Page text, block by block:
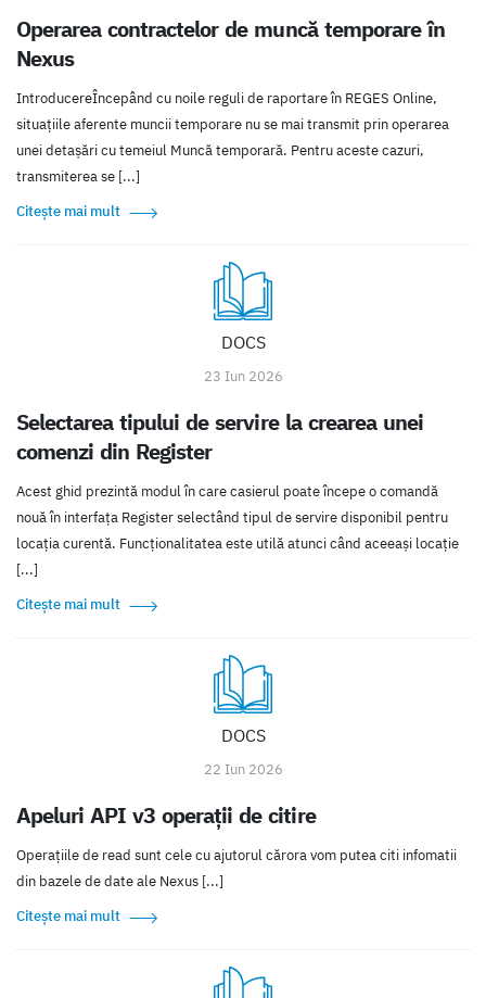
Operarea contractelor de muncă temporare în
Nexus
IntroducereÎncepând cu noile reguli de raportare în REGES Online,
situațiile aferente muncii temporare nu se mai transmit prin operarea
unei detașări cu temeiul Muncă temporară. Pentru aceste cazuri,
transmiterea se [...]
Citește mai mult
DOCS
23 Iun 2026
Selectarea tipului de servire la crearea unei
comenzi din Register
Acest ghid prezintă modul în care casierul poate începe o comandă
nouă în interfața Register selectând tipul de servire disponibil pentru
locația curentă. Funcționalitatea este utilă atunci când aceeași locație
[...]
Citește mai mult
DOCS
22 Iun 2026
Apeluri API v3 operaţii de citire
Operaţiile de read sunt cele cu ajutorul cărora vom putea citi infomatii
din bazele de date ale Nexus [...]
Citește mai mult